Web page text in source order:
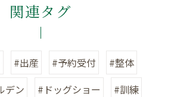
関連タグ
#出産 #予約受付
#整体
デン
#ドッグショー #訓練